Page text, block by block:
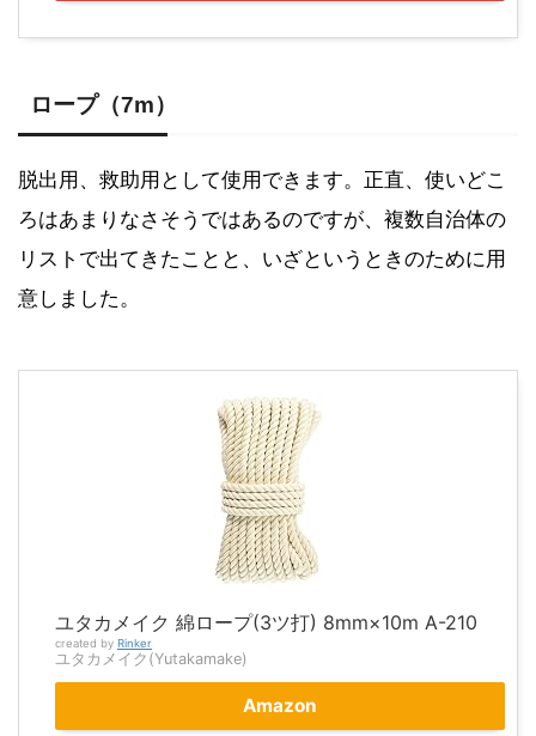
ロープ（7m）
脱出用、救助用として使用できます。正直、使いどこ
ろはあまりなさそうではあるのですが、複数自治体の
リストで出てきたことと、いざというときのために用
意しました。
ユタカメイク 綿ロープ(3ツ打) 8mm×10m A-210
created by Rinker
ユタカメイク(Yutakamake)
Amazon